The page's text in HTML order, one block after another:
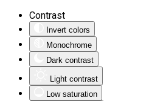
Contrast
Invert colors
Monochrome
Dark contrast
Light contrast
Low saturation